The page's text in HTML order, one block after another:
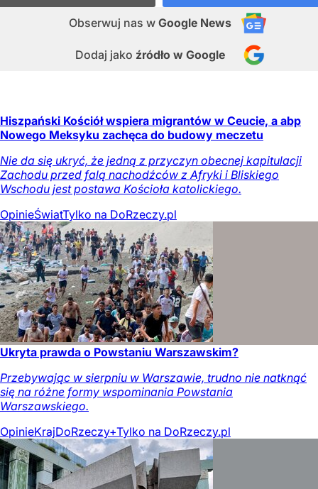
Obserwuj nas w Google News
Dodaj jako źródło w Google
Hiszpański Kościół wspiera migrantów w Ceucie, a abp
Nowego Meksyku zachęca do budowy meczetu
Nie da się ukryć, że jedną z przyczyn obecnej kapitulacji
Zachodu przed falą nachodźców z Afryki i Bliskiego
Wschodu jest postawa Kościoła katolickiego.
OpinieŚwiatTylko na DoRzeczy.pl
Ukryta prawda o Powstaniu Warszawskim?
Przebywając w sierpniu w Warszawie, trudno nie natknąć
się na różne formy wspominania Powstania
Warszawskiego.
OpinieKrajDoRzeczy+Tylko na DoRzeczy.pl